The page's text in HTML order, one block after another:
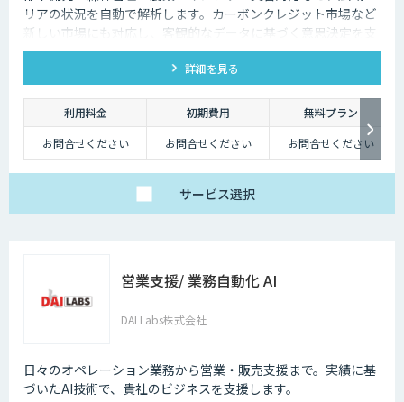
リアの状況を自動で解析します。カーボンクレジット市場など
新しい市場にも対応し、客観的なデータに基づく意思決定を支
援します。
詳細を見る
利用料金 初期費用
無料プラン
お問合せください
お問合せください お問合せください
サービス選択
営業支援/ 業務自動化 AI
DAI Labs株式会社
日々のオペレーション業務から営業・販売支援まで。実績に基
づいたAI技術で、貴社のビジネスを支援します。